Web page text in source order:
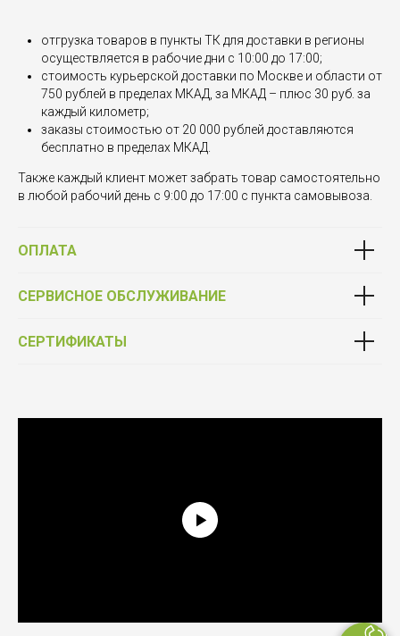
отгрузка товаров в пункты ТК для доставки в регионы
осуществляется в рабочие дни с 10:00 до 17:00;
стоимость курьерской доставки по Москве и области от
750 рублей в пределах МКАД, за МКАД – плюс 30 руб. за
каждый километр;
заказы стоимостью от 20 000 рублей доставляются
бесплатно в пределах МКАД.
Также каждый клиент может забрать товар самостоятельно
в любой рабочий день с 9:00 до 17:00 с пункта самовывоза.
ОПЛАТА
СЕРВИСНОЕ ОБСЛУЖИВАНИЕ
СЕРТИФИКАТЫ